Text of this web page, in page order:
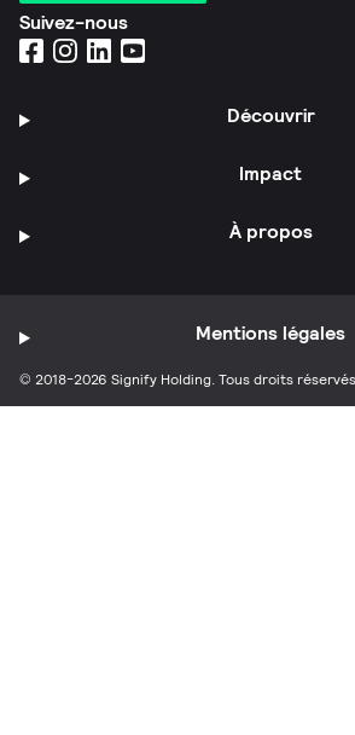
Suivez-nous
Découvrir
Impact
À propos
© 2018-2026 Signify Holding. Tous droits réservés.
Mentions légales